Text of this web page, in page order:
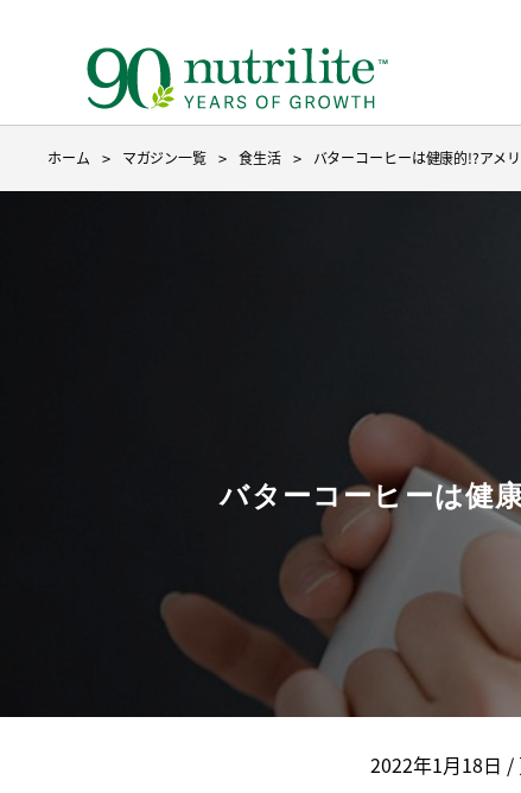
美容(髪・肌・爪など)が気になる方へ
スマホを⻑時間使う
体重が気になる
たん
ビタ
DHA/
乳酸菌
ホーム マガジン一覧 食生活 バターコーヒーは健康的!?アメ
バターコーヒーは健
2022年1月18日 /